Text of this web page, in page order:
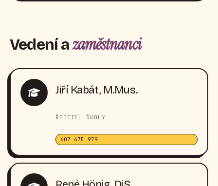
Vedení azaměstnanci
Jiří Kabát, M.Mus.
ŘEDITEL ŠKOLY
607 675 979